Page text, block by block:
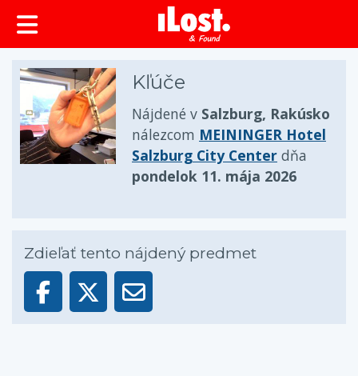
Kľúče
Nájdené v Salzburg, Rakúsko
nálezcom MEININGER Hotel
Salzburg City Center dňa
pondelok 11. mája 2026
Zdieľať tento nájdený predmet